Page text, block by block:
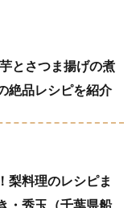
とさつま揚げの煮
絶品レシピを紹介
梨料理のレシピま
・秀玉（千葉県船